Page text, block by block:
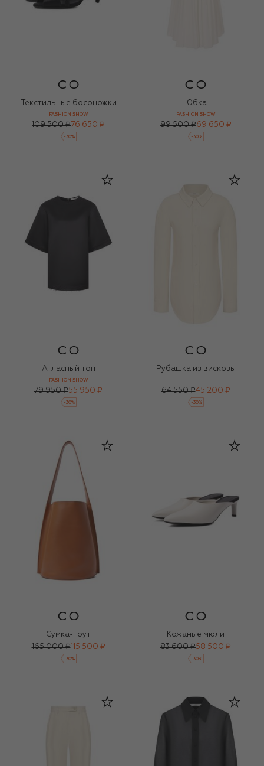
Текстильные босоножки
FASHION SHOW
109 500 ₽76 650 ₽
-30%
Юбка
FASHION SHOW
99 500 ₽69 650 ₽
-30%
Атласный топ
FASHION SHOW
79 950 ₽55 950 ₽
-30%
Рубашка из вискозы
64 550 ₽45 200 ₽
-30%
Сумка-тоут
165 000 ₽115 500 ₽
-30%
Кожаные мюли
83 600 ₽58 500 ₽
-30%